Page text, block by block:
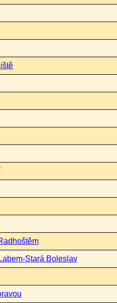
Stará Boleslav